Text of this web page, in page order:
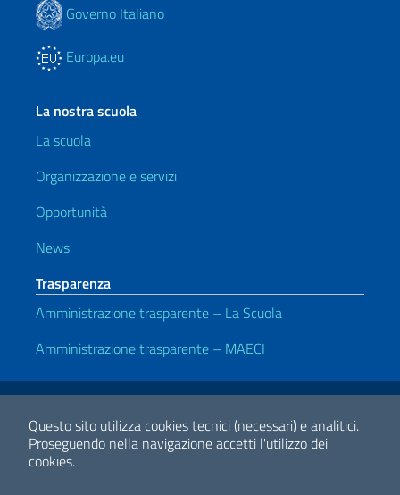
Questo sito utilizza cookies tecnici (necessari) e analitici.
Proseguendo nella navigazione accetti l'utilizzo dei
cookies.
Governo Italiano
Europa.eu
La nostra scuola
La scuola
Organizzazione e servizi
Opportunità
News
Trasparenza
Amministrazione trasparente – La Scuola
Amministrazione trasparente – MAECI
Link Utili